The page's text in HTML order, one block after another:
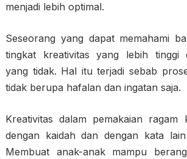
menjadi lebih optimal.
Seseorang yang dapat memahami
tingkat kreativitas yang lebih tinggi
yang tidak. Hal itu terjadi sebab
tidak berupa hafalan dan ingatan saja.
Kreativitas dalam pemakaian ragam
dengan kaidah dan dengan kata
Membuat anak-anak mampu